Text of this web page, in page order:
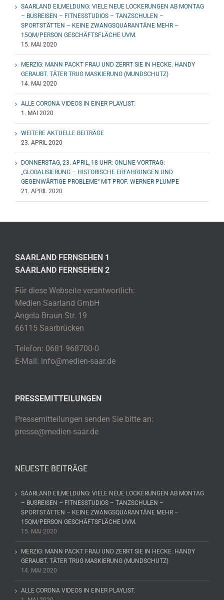
SAARLAND EILMELDUNG: VIELE NEUE LOCKERUNGEN AB MONTAG
– BUSREISEN – FITNESSTUDIOS – TANZSCHULEN –
SPORTSTÄTTEN – KEINE ZWANGSQUARANTÄNE MEHR –
15QM/PERSON GESCHÄFTSFLÄCHE UVM.
15. MAI 2020
MERZIG: MANN PACKT FRAU UND ZERRT SIE IN HECKE. HANDY
GERAUBT. TÄTER TRUG MASKIERUNG (MUNDSCHUTZ)
14. MAI 2020
ALLE CORONA VIDEOS IN EINER PLAYLIST.
1. MAI 2020
WEITERE AKTUELLE BEITRÄGE
23. APRIL 2020
DONNERSTAG, 23. APRIL, 18 UHR: ONLINE-VORTRAG:
„GLOBALISIERUNG – HISTORISCHE ERFAHRUNGEN UND
GEGENWÄRTIGE PROBLEME“ MIT PROF. WERNER PLUMPE
21. APRIL 2020
SAARLAND FERNSEHEN 1
SAARLAND FERNSEHEN 2
Für diese Webseite verantwortlich:
Medien Saarland GmbH
Angela Braun Str. 19
66115 Saarbrücken
Telefon: 0681 968700-0
E-Mail: info@medien-saar.de
PRESSEMITTEILUNGEN
Pressemitteilungen senden Sie bitte an:
presse@medien-saar.de
NEUESTE BEITRÄGE
SAARLAND EILMELDUNG: VIELE NEUE LOCKERUNGEN AB MONTAG
– BUSREISEN – FITNESSTUDIOS – TANZSCHULEN –
SPORTSTÄTTEN – KEINE ZWANGSQUARANTÄNE MEHR –
15QM/PERSON GESCHÄFTSFLÄCHE UVM.
15. MAI 2020
MERZIG: MANN PACKT FRAU UND ZERRT SIE IN HECKE. HANDY
GERAUBT. TÄTER TRUG MASKIERUNG (MUNDSCHUTZ)
14. MAI 2020
ALLE CORONA VIDEOS IN EINER PLAYLIST.